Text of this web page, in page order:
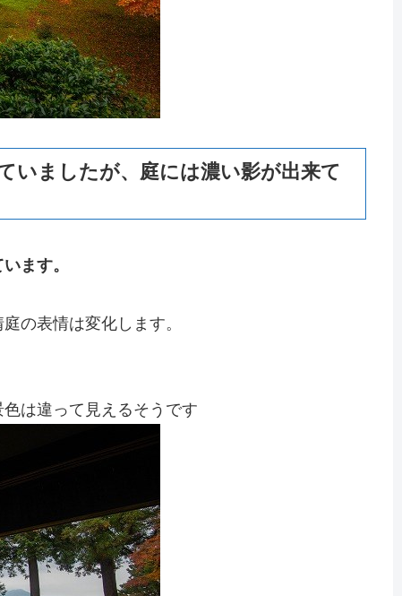
いましたが、庭には濃い影が出来て
ます。
の表情は変化します。
は違って見えるそうです